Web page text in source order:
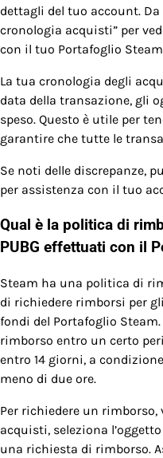
dettagli del tuo account.
cronologia acquisti” per
con il tuo Portafoglio
La tua cronologia degli
data della transazione, gli
speso. Questo è utile per
garantire che tutte le
Se noti delle discrepanze,
per assistenza con il tuo
Qual è la politica di
PUBG effettuati con il
Steam ha una politica di
di richiedere rimborsi per
fondi del Portafoglio
rimborso entro un certo
entro 14 giorni, a
meno di due ore.
Per richiedere un
acquisti, seleziona
una richiesta di rimborso.